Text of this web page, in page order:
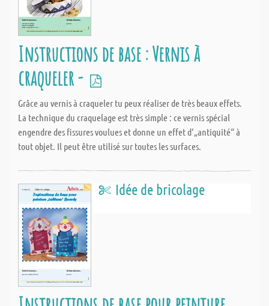
Instructions de base : Vernis à
craqueler -
Grâce au vernis à craqueler tu peux réaliser de très beaux effets.
La technique du craquelage est très simple : ce vernis spécial
engendre des fissures voulues et donne un effet d‘„antiquité“ à
tout objet. Il peut être utilisé sur toutes les surfaces.
Idée de bricolage